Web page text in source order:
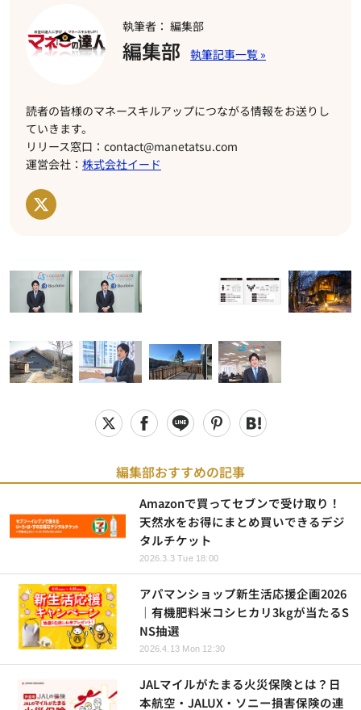
執筆者： 編集部
編集部
読者の皆様のマネースキルアップにつながる情報をお送りし
ていきます。
リリース窓口：contact@manetatsu.com
運営会社： 株式会社イード
編集部おすすめの記事
Amazonで買ってセブンで受け取り！
天然水をお得にまとめ買いできるデジ
タルチケット
2026.3.3 Tue 18:00
アパマンショップ新生活応援企画2026
｜有機肥料米コシヒカリ3kgが当たるS
NS抽選
2026.4.13 Mon 12:30
JALマイルがたまる火災保険とは？日
本航空・JALUX・ソニー損害保険の連